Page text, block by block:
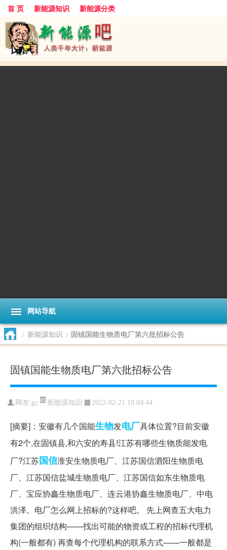
首 页 新能源知识 新能源分类
网站导航
> 新能源知识 > 固镇国能生物质电厂第六批招标公告
固镇国能生物质电厂第六批招标公告
网友:gz 新能源知识 2022-02-21 18:04:44
[摘要]：安徽有几个国能生物发电厂具体位置?目前安徽
有2个,在固镇县,和六安的寿县!江苏有哪些生物质能发电
厂?江苏国信淮安生物质电厂、江苏国信泗阳生物质电
厂、江苏国信盐城生物质电厂、江苏国信如东生物质电
厂、宝应协鑫生物质电厂、连云港协鑫生物质电厂、中电
洪泽。电厂怎么网上招标的?这样吧。 先上网查五大电力
集团的组织结构——找出可能的物资或工程的招标代理机
构(一般都有) 再查每个代理机构的联系方式——一般都是